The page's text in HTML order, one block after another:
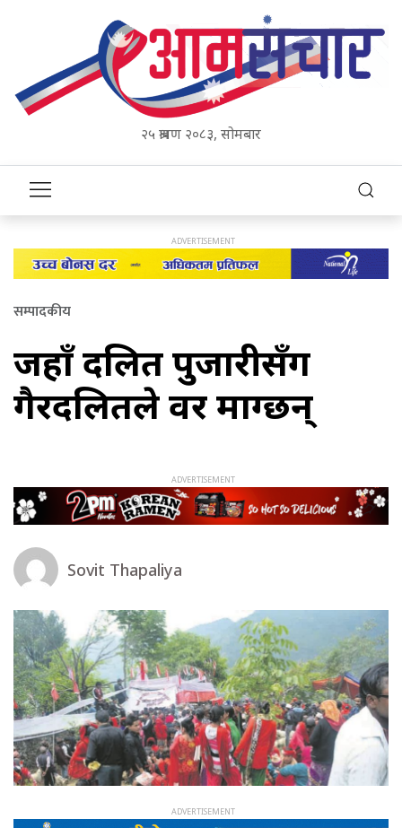
२५ श्रावण २०८३, सोमबार
सम्पादकीय
जहाँ दलित पुजारीसँग
गैरदलितले वर माग्छन्
Sovit Thapaliya